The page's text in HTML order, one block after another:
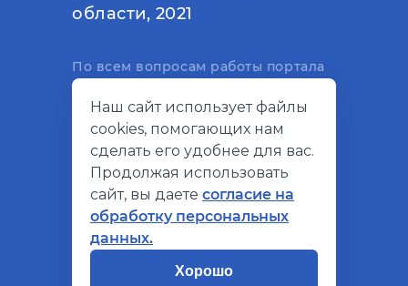
области, 2021
По всем вопросам работы портала
электронный адрес
support@socialkompas.ru
© Социальный компас, 2026
Политика конфиденциальности
Наш сайт использует файлы
cookies, помогающих нам
сделать его удобнее для вас.
Продолжая использовать
сайт, вы даете согласие на
обработку персональных
данных.
Хорошо